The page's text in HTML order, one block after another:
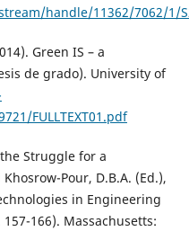
handle/11362/7062/1/
Green IS – a
de grado). University of
FULLTEXT01.pdf
Struggle for a
Pour, D.B.A. (Ed.),
in Engineering
166). Massachusetts: